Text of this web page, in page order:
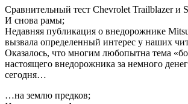
Сравнительный тест Chevrolet Trailblazer и
И снова рамы;
Недавняя публикация о внедорожнике
вызвала определенный интерес у наших
Оказалось, что многим любопытна тема
настоящего внедорожника за немного
сегодня…
…на землю предков;